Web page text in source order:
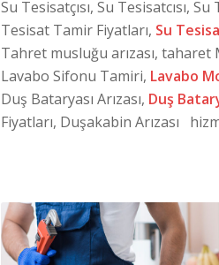
Su Tesisatçısı, Su Tesisatcısı,
Tesisat Tamir Fiyatları, Su
Tahret musluğu arızası,
Lavabo Sifonu Tamiri, Lavabo
Duş Bataryası Arızası, Duş
Fiyatları, Duşakabin Arızası